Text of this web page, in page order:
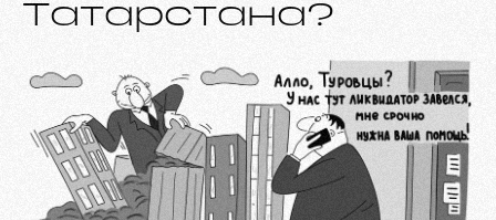
Татарстана?